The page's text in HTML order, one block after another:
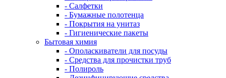
- Салфетки
- Бумажные полотенца
- Покрытия на унитаз
- Гигиенические пакеты
Бытовая химия
- Ополаскиватели для посуды
- Средства для прочистки труб
- Полироль